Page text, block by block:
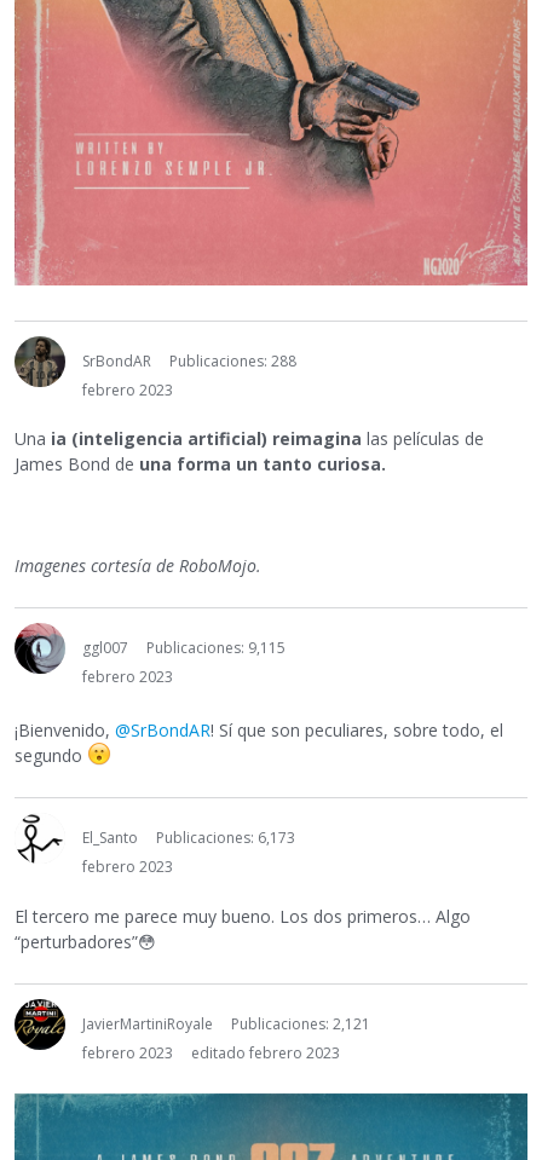
SrBondAR
Publicaciones: 288
febrero 2023
Una ia (inteligencia artificial) reimagina las películas de
James Bond de una forma un tanto curiosa.
Imagenes cortesía de RoboMojo.
ggl007
Publicaciones: 9,115
febrero 2023
¡Bienvenido, @SrBondAR! Sí que son peculiares, sobre todo, el
segundo
El_Santo
Publicaciones: 6,173
febrero 2023
El tercero me parece muy bueno. Los dos primeros… Algo
“perturbadores”😳
JavierMartiniRoyale
Publicaciones: 2,121
febrero 2023
editado febrero 2023